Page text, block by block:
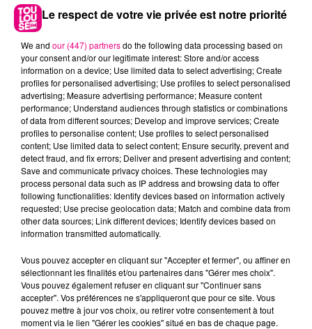
22 juillet 2026
Toulouse : circulation perturbée dans le
secteur François Verdier...
Le respect de votre vie privée est notre priorité
We and our (447) partnersdo the following data processing based on
your consent and/or our legitimate interest: Store and/or access
information on a device; Use limited data to select advertising; Create
profiles for personalised advertising; Use profiles to select personalised
advertising; Measure advertising performance; Measure content
performance; Understand audiences through statistics or combinations
of data from different sources; Develop and improve services; Create
profiles to personalise content; Use profiles to select personalised
content; Use limited data to select content; Ensure security, prevent and
detect fraud, and fix errors; Deliver and present advertising and content;
Save and communicate privacy choices. These technologies may
process personal data such as IP address and browsing data to offer
following functionalities: Identify devices based on information actively
requested; Use precise geolocation data; Match and combine data from
other data sources; Link different devices; Identify devices based on
information transmitted automatically.
Vous pouvez accepter en cliquant sur "Accepter et fermer", ou affiner en
sélectionnant les finalités et/ou partenaires dans "Gérer mes choix".
Vous pouvez également refuser en cliquant sur "Continuer sans
accepter". Vos préférences ne s'appliqueront que pour ce site. Vous
pouvez mettre à jour vos choix, ou retirer votre consentement à tout
moment via le lien "Gérer les cookies" situé en bas de chaque page.